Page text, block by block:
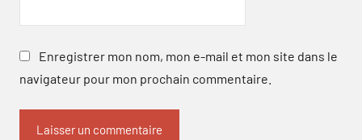
Enregistrer mon nom, mon e-mail et mon site dans le
navigateur pour mon prochain commentaire.